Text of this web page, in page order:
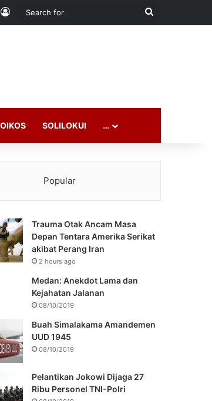
Log In
Search
OIKOS SOLILOKUI …
Popular
Trauma Otak Ancam Masa
Depan Tentara Amerika Serikat
akibat Perang Iran
2 hours ago
Medan: Anekdot Lama dan
Kejahatan Jalanan
08/10/2019
Buah Simalakama Amandemen
UUD 1945
08/10/2019
Pelantikan Jokowi Dijaga 27
Ribu Personel TNI-Polri